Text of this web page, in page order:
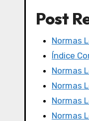
c
e
b
o
o
k
it
te
r
Post
Normas
Índice
Normas
Normas
Normas
Normas